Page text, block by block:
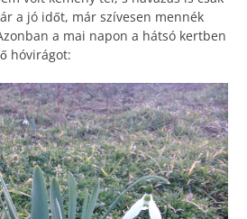
a jó időt, már szívesen mennék
a mai napon a hátsó kertben
hóvirágot: